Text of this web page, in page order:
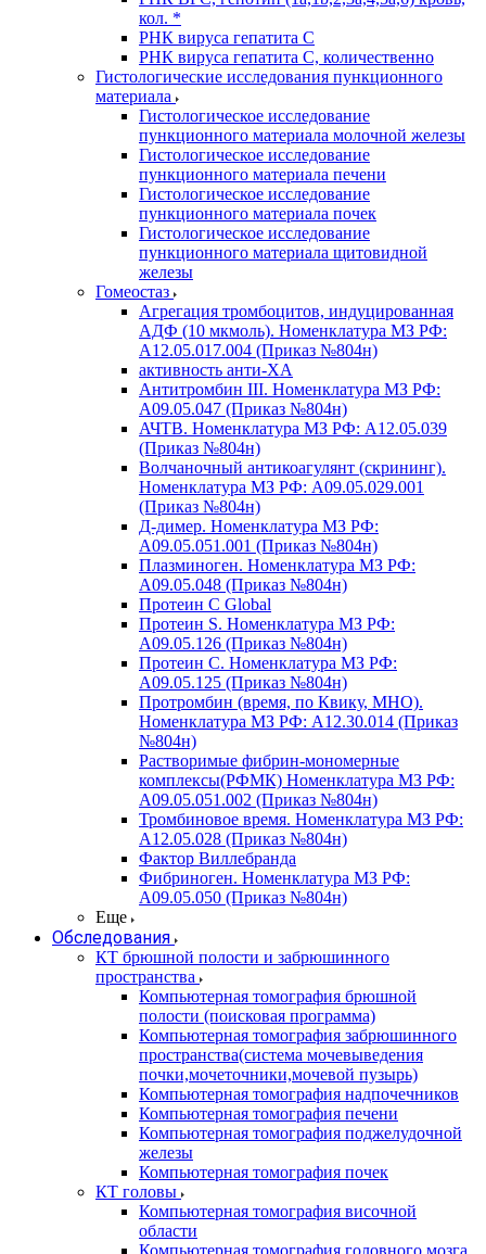
кол. *
РНК вируса гепатита C
РНК вируса гепатита C, количественно
Гистологические исследования пункционного
материала
Гистологическое исследование
пункционного материала молочной железы
Гистологическое исследование
пункционного материала печени
Гистологическое исследование
пункционного материала почек
Гистологическое исследование
пункционного материала щитовидной
железы
Гомеостаз
Агрегация тромбоцитов, индуцированная
АДФ (10 мкмоль). Номенклатура МЗ РФ:
A12.05.017.004 (Приказ №804н)
активность анти-ХА
Антитромбин III. Номенклатура МЗ РФ:
A09.05.047 (Приказ №804н)
АЧТВ. Номенклатура МЗ РФ: A12.05.039
(Приказ №804н)
Волчаночный антикоагулянт (скрининг).
Номенклатура МЗ РФ: A09.05.029.001
(Приказ №804н)
Д-димер. Номенклатура МЗ РФ:
A09.05.051.001 (Приказ №804н)
Плазминоген. Номенклатура МЗ РФ:
A09.05.048 (Приказ №804н)
Протеин C Global
Протеин S. Номенклатура МЗ РФ:
A09.05.126 (Приказ №804н)
Протеин С. Номенклатура МЗ РФ:
A09.05.125 (Приказ №804н)
Протромбин (время, по Квику, МНО).
Номенклатура МЗ РФ: A12.30.014 (Приказ
№804н)
Растворимые фибрин-мономерные
комплексы(РФМК) Номенклатура МЗ РФ:
A09.05.051.002 (Приказ №804н)
Тромбиновое время. Номенклатура МЗ РФ:
A12.05.028 (Приказ №804н)
Фактор Виллебранда
Фибриноген. Номенклатура МЗ РФ:
A09.05.050 (Приказ №804н)
Еще
Обследования
КТ брюшной полости и забрюшинного
пространства
Компьютерная томография брюшной
полости (поисковая программа)
Компьютерная томография забрюшинного
пространства(система мочевыведения
почки,мочеточники,мочевой пузырь)
Компьютерная томография надпочечников
Компьютерная томография печени
Компьютерная томография поджелудочной
железы
Компьютерная томография почек
КТ головы
Компьютерная томография височной
области
Компьютерная томография головного мозга